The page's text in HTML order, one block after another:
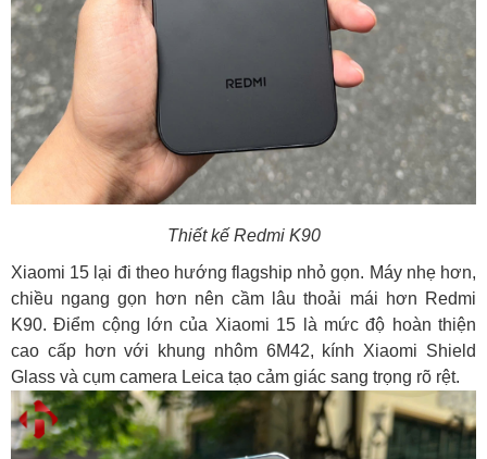
Thiết kế Redmi K90
Xiaomi 15 lại đi theo hướng flagship nhỏ gọn. Máy nhẹ hơn,
chiều ngang gọn hơn nên cầm lâu thoải mái hơn Redmi
K90. Điểm cộng lớn của Xiaomi 15 là mức độ hoàn thiện
cao cấp hơn với khung nhôm 6M42, kính Xiaomi Shield
Glass và cụm camera Leica tạo cảm giác sang trọng rõ rệt.